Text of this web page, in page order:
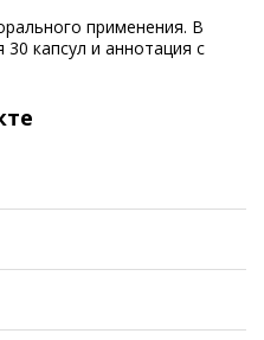
применения. В
30 капсул и аннотация с